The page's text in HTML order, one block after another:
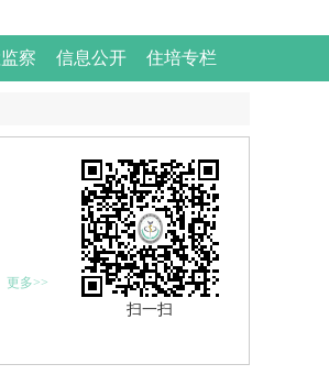
察 信息公开 住培专栏
更多>>
扫一扫